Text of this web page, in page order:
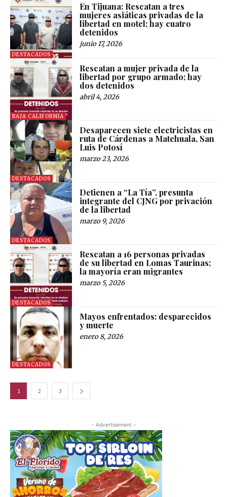
DESTACADOS
En Tijuana: Rescatan a tres
mujeres asiáticas privadas de la
libertad en motel; hay cuatro
detenidos
junio 17, 2026
BAJA CALIFORNIA
Rescatan a mujer privada de la
libertad por grupo armado; hay
dos detenidos
abril 4, 2026
DESTACADOS
Desaparecen siete electricistas en
ruta de Cárdenas a Matehuala, San
Luis Potosí
marzo 23, 2026
DESTACADOS
Detienen a “La Tía”, presunta
integrante del CJNG por privación
de la libertad
marzo 9, 2026
DESTACADOS
Rescatan a 16 personas privadas
de su libertad en Lomas Taurinas;
la mayoría eran migrantes
marzo 5, 2026
DESTACADOS
Mayos enfrentados: desparecidos
y muerte
enero 8, 2026
1 2 3
- Advertisement -